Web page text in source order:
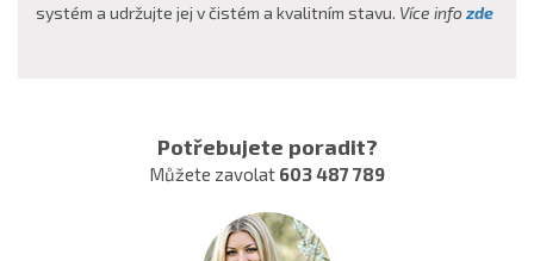
systém a udržujte jej v čistém a kvalitním stavu. Více info zde
Potřebujete poradit?
Můžete zavolat 603 487 789